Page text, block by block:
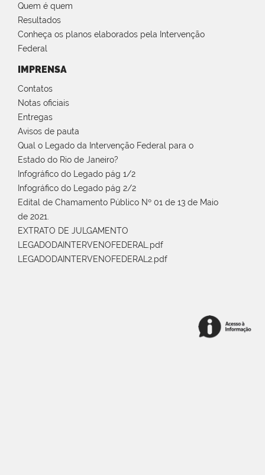
Quem é quem
Resultados
Conheça os planos elaborados pela Intervenção
Federal
IMPRENSA
Contatos
Notas oficiais
Entregas
Avisos de pauta
Qual o Legado da Intervenção Federal para o
Estado do Rio de Janeiro?
Infográfico do Legado pág 1/2
Infográfico do Legado pág 2/2
Edital de Chamamento Público Nº 01 de 13 de Maio
de 2021.
EXTRATO DE JULGAMENTO
LEGADODAINTERVENOFEDERAL.pdf
LEGADODAINTERVENOFEDERAL2.pdf